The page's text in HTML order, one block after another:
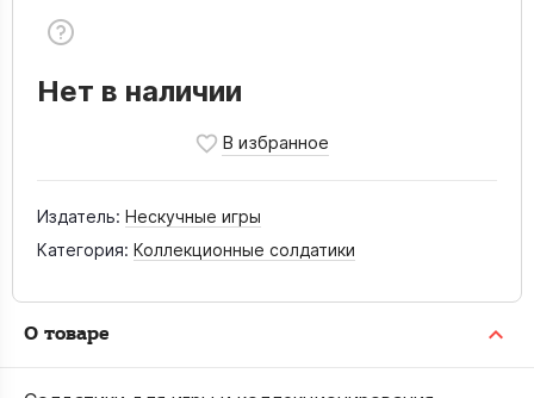
Нет в наличии
Издатель: Нескучные игры
Категория: Коллекционные солдатики
О товаре